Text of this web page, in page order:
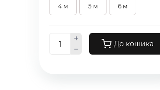
4 м 5 м 6 м
До кошика